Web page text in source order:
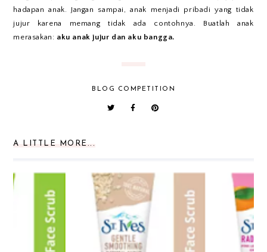
hadapan anak. Jangan sampai, anak menjadi pribadi yang tidak
jujur karena memang tidak ada contohnya. Buatlah anak
merasakan: aku anak jujur dan aku bangga.
BLOG COMPETITION
A LITTLE MORE...